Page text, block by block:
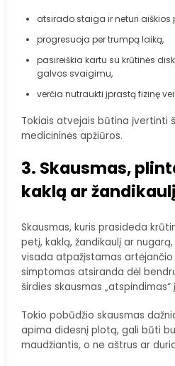
atsirado staiga ir neturi aiškios
progresuoja per trumpą laiką,
pasireiškia kartu su krūtinės
galvos svaigimu,
verčia nutraukti įprastą fizinę
Tokiais atvejais būtina įvertinti
medicininės apžiūros.
3. Skausmas,
kaklą ar žandikaulį
Skausmas, kuris prasideda
petį, kaklą, žandikaulį ar
visada atpažįstamas artėjančio
simptomas atsiranda dėl
širdies skausmas
Tokio pobūdžio skausmas
apima didesnį plotą, gali būti
maudžiantis, o ne aštrus ar